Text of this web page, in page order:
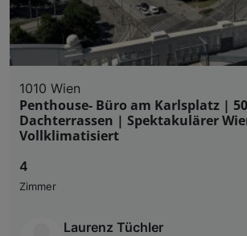
1010 Wien
Penthouse- Büro am Karlsplatz |
Dachterrassen | Spektakulärer
Vollklimatisiert
4
Zimmer
Laurenz Tüchler